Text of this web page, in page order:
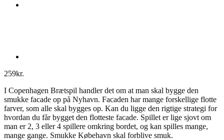
259kr.
I Copenhagen Brætspil handler det om at man skal bygge den
smukke facade op på Nyhavn. Facaden har mange forskellige flotte
farver, som alle skal bygges op. Kan du ligge den rigtige strategi for
hvordan du får bygget den flotteste facade. Spillet er lige sjovt om
man er 2, 3 eller 4 spillere omkring bordet, og kan spilles mange,
mange gange. Smukke Købehavn skal forblive smuk.